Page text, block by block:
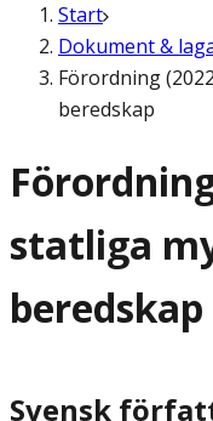
Start
Dokument &
Förordning
beredskap
statliga
beredskap
Svensk